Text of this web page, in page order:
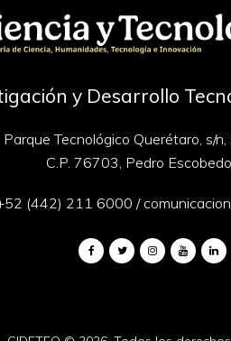
y Desarrollo
Parque Tecnológico Querétaro, s/n,
C.P. 76703, Pedro
(442) 211 6000 /